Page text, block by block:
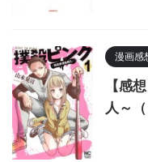
漫画感
【感
人～（